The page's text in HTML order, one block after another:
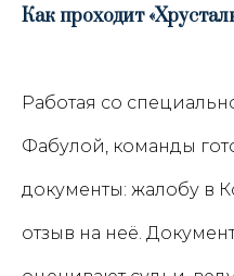
Как проходит
Работая со
Фабулой, команды
документы: жалобу в
отзыв на неё.